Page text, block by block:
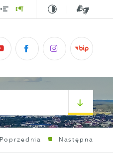
Poprzednia Następna